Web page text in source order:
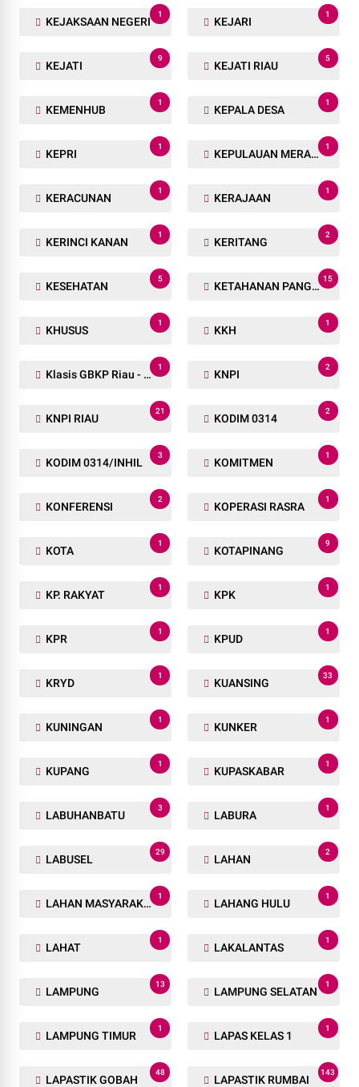
KEJAKSAAN NEGERI
1
KEJARI
1
KEJATI
9
KEJATI RIAU
5
KEMENHUB
1
KEPALA DESA
1
KEPRI
1
KEPULAUAN MERANTI
1
KERACUNAN
1
KERAJAAN
1
KERINCI KANAN
1
KERITANG
2
KESEHATAN
5
KETAHANAN PANGAN
15
KHUSUS
1
KKH
1
Klasis GBKP Riau - Sumbar.
1
KNPI
2
KNPI RIAU
21
KODIM 0314
2
KODIM 0314/INHIL
3
KOMITMEN
1
KONFERENSI
2
KOPERASI RASRA
1
KOTA
1
KOTAPINANG
9
KP. RAKYAT
1
KPK
1
KPR
1
KPUD
1
KRYD
1
KUANSING
33
KUNINGAN
1
KUNKER
1
KUPANG
1
KUPASKABAR
1
LABUHANBATU
3
LABURA
1
LABUSEL
29
LAHAN
2
LAHAN MASYARAKAT
1
LAHANG HULU
1
LAHAT
1
LAKALANTAS
1
LAMPUNG
13
LAMPUNG SELATAN
1
LAMPUNG TIMUR
1
LAPAS KELAS 1
1
LAPASTIK GOBAH
48
LAPASTIK RUMBAI
143